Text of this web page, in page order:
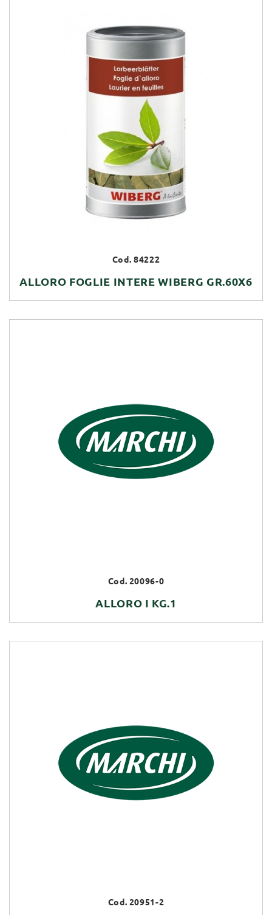
Cod. 84222
ALLORO FOGLIE INTERE WIBERG GR.60X6
Cod. 20096-0
ALLORO I KG.1
Cod. 20951-2